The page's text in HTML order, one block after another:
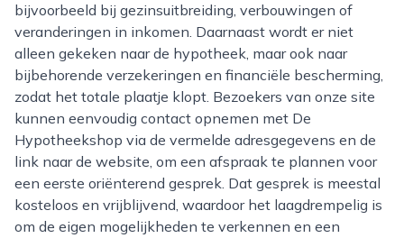
bijvoorbeeld bij gezinsuitbreiding, verbouwingen of
veranderingen in inkomen. Daarnaast wordt er niet
alleen gekeken naar de hypotheek, maar ook naar
bijbehorende verzekeringen en financiële bescherming,
zodat het totale plaatje klopt. Bezoekers van onze site
kunnen eenvoudig contact opnemen met De
Hypotheekshop via de vermelde adresgegevens en de
link naar de website, om een afspraak te plannen voor
een eerste oriënterend gesprek. Dat gesprek is meestal
kosteloos en vrijblijvend, waardoor het laagdrempelig is
om de eigen mogelijkheden te verkennen en een